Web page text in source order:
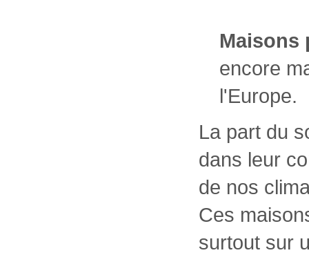
Maisons
encore
l'Europe.
La part du
dans leur
de nos
Ces
surtout sur